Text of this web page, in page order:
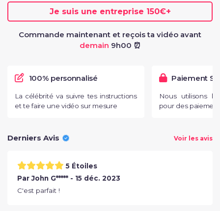
Je suis une entreprise 150€+
Commande maintenant et reçois ta vidéo avant
demain 9h00 ⏰
100% personnalisé
La célébrité va suivre tes instructions
et te faire une vidéo sur mesure
Paiement
Nous utilisons le
pour des
Derniers Avis Voir les avis
5 Étoiles
Par John G***** - 15 déc. 2023
C'est parfait !